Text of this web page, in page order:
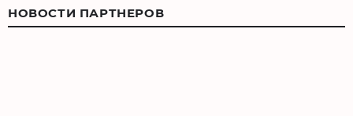
НОВОСТИ ПАРТНЕРОВ